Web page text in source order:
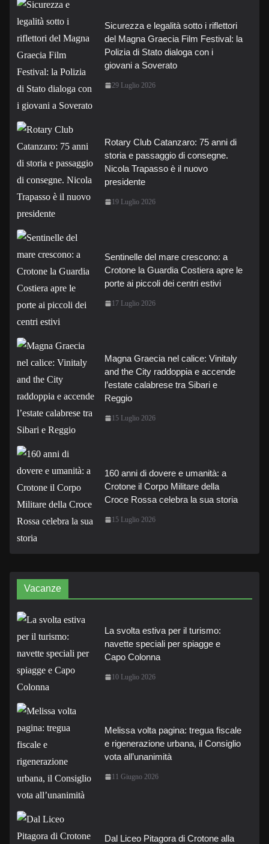
Sicurezza e legalità sotto i riflettori
del Magna Graecia Film Festival: la
Polizia di Stato dialoga con i
giovani a Soverato
29 Luglio 2026
Rotary Club Catanzaro: 75 anni di
storia e passaggio di consegne.
Nicola Trapasso è il nuovo
presidente
19 Luglio 2026
Sentinelle del mare crescono: a
Crotone la Guardia Costiera apre le
porte ai piccoli dei centri estivi
17 Luglio 2026
Magna Graecia nel calice: Vinitaly
and the City raddoppia e accende
l’estate calabrese tra Sibari e
Reggio
15 Luglio 2026
160 anni di dovere e umanità: a
Crotone il Corpo Militare della
Croce Rossa celebra la sua storia
15 Luglio 2026
Vacanze
La svolta estiva per il turismo:
navette speciali per spiagge e
Capo Colonna
10 Luglio 2026
Melissa volta pagina: tregua fiscale
e rigenerazione urbana, il Consiglio
vota all’unanimità
11 Giugno 2026
Dal Liceo Pitagora di Crotone alla